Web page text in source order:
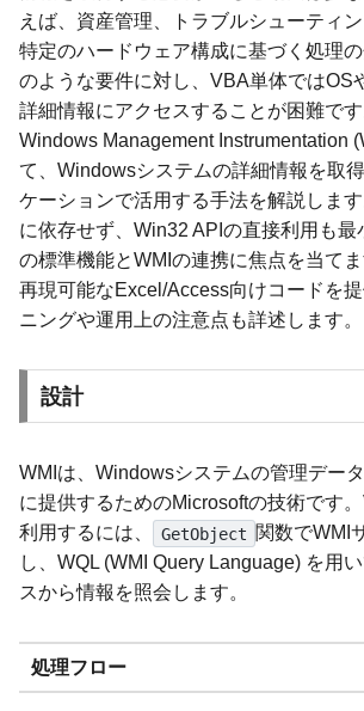
えば、資産管理、トラブルシューティン
特定のハードウェア構成に基づく処理
のような要件に対し、VBA単体ではOS
詳細情報にアクセスすることが困難で
Windows Management Instrumentation
て、Windowsシステムの詳細情報を取
ケーションで活用する手法を解説しま
に依存せず、Win32 APIの直接利用も
の標準機能とWMIの連携に焦点を当て
再現可能なExcel/Access向けコードを
ニングや運用上の注意点も詳述します。
設計
WMIは、Windowsシステムの管理デー
に提供するためのMicrosoftの技術です
利用するには、
GetObject 関数でWMI
し、WQL (WMI Query Language) を用
スから情報を照会します。
処理フロー